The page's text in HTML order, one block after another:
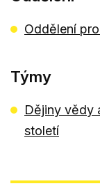
Oddělení
Týmy
Dějiny vědy
století